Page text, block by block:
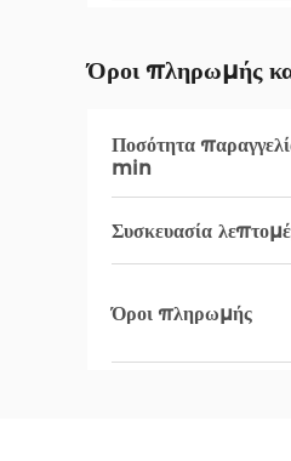
Όροι πληρωμής
Ποσότητα
min
Συσκευασία
Όροι πληρωμής